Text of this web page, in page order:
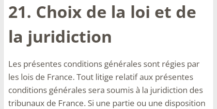
21. Choix de la loi et de
la juridiction
Les présentes conditions générales sont régies par
les lois de France. Tout litige relatif aux présentes
conditions générales sera soumis à la juridiction des
tribunaux de France. Si une partie ou une disposition